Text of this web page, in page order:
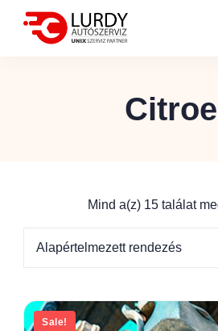
Mind a(z) 15 találat
Sale!